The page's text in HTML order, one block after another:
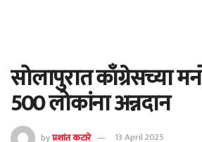
सोलापुरात काँग्रेसच्या
500 लोकांना अन्नदान
byप्रशांत कटारे 13 April 2025